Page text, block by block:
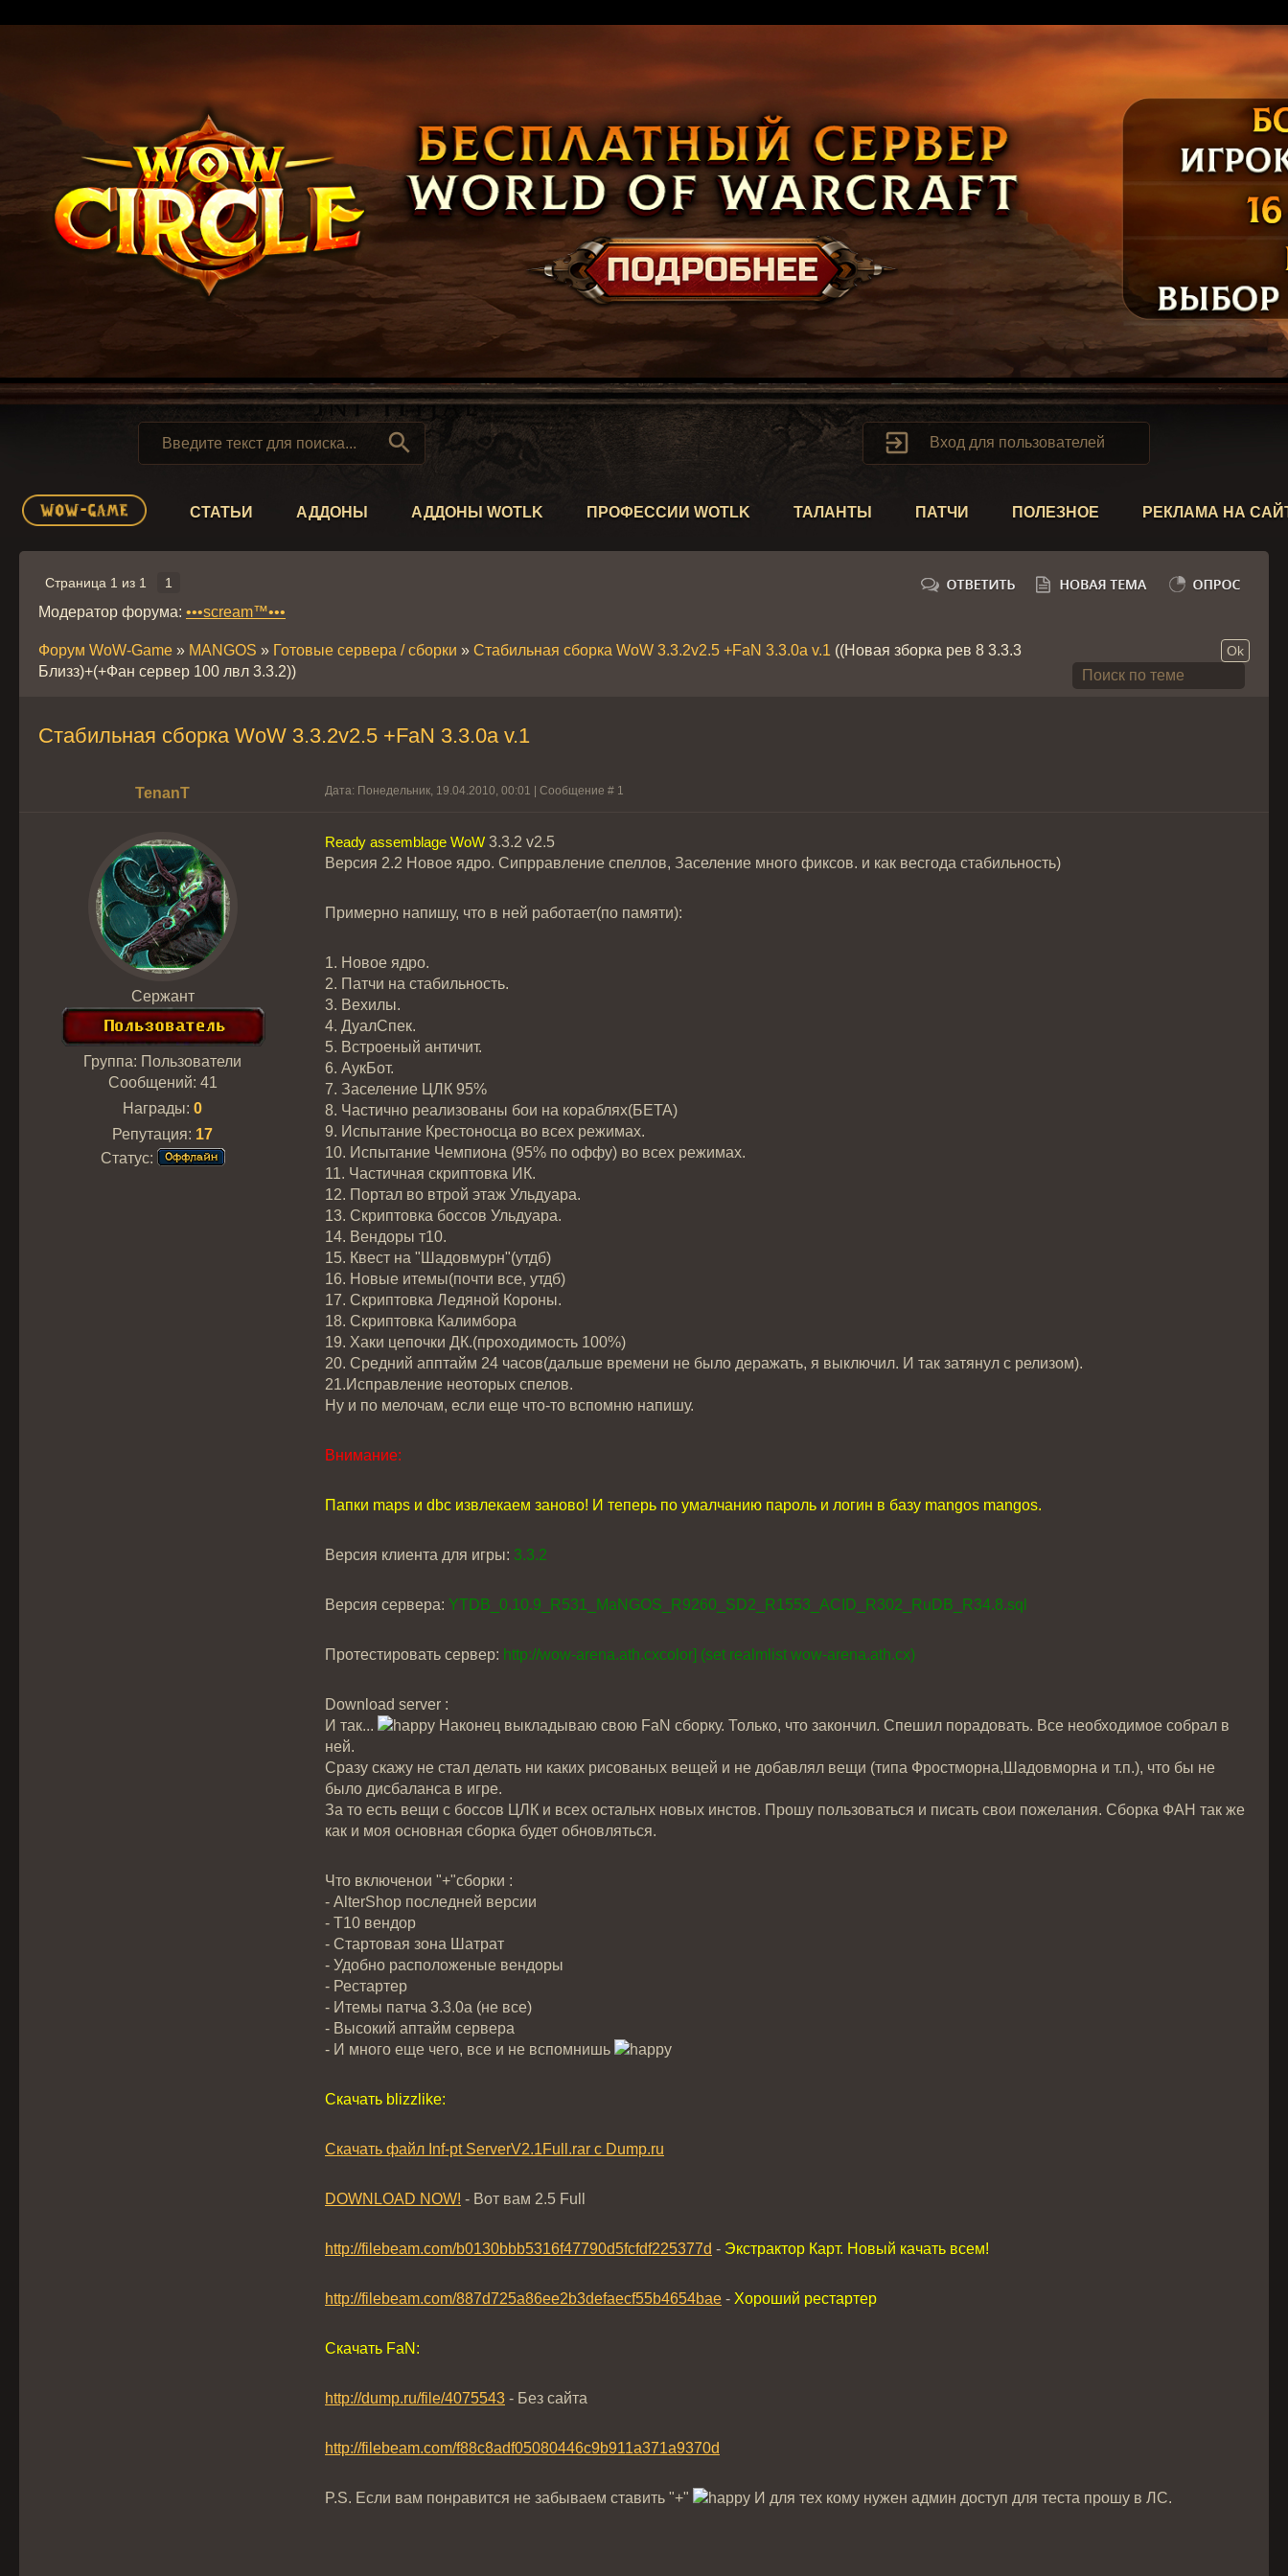
  Вход для пользователей
СТАТЬИ АДДОНЫ АДДОНЫ WOTLK ПРОФЕССИИ WOTLK ТАЛАНТЫ ПАТЧИ ПОЛЕЗНОЕ РЕКЛАМА НА
Страница 1 из 1 1
Модератор форума: •••scream™•••
Форум WoW-Game » MANGOS » Готовые сервера / сборки » Стабильная сборка WoW 3.3.2v2.5 +FaN 3.3.0a v.1 ((Новая зборка рев 8 3.3.3
Близз)+(+Фан сервер 100 лвл 3.3.2))
Стабильная сборка WoW 3.3.2v2.5 +FaN 3.3.0a v.1
TenanT Дата: Понедельник, 19.04.2010, 00:01 | Сообщение # 1
Сержант
Группа: Пользователи
Сообщений: 41
Награды: 0
Репутация: 17
Статус:
Ready assemblage WoW 3.3.2 v2.5
Версия 2.2 Новое ядро. Сипрравление спеллов, Заселение много фиксов. и как весгода стабильность)
Примерно напишу, что в ней работает(по памяти):
1. Новое ядро.
2. Патчи на стабильность.
3. Вехилы.
4. ДуалСпек.
5. Встроеный античит.
6. АукБот.
7. Заселение ЦЛК 95%
8. Частично реализованы бои на кораблях(БЕТА)
9. Испытание Крестоносца во всех режимах.
10. Испытание Чемпиона (95% по оффу) во всех режимах.
11. Частичная скриптовка ИК.
12. Портал во втрой этаж Ульдуара.
13. Скриптовка боссов Ульдуара.
14. Вендоры т10.
15. Квест на "Шадовмурн"(утдб)
16. Новые итемы(почти все, утдб)
17. Скриптовка Ледяной Короны.
18. Скриптовка Калимбора
19. Хаки цепочки ДК.(проходимость 100%)
20. Средний апптайм 24 часов(дальше времени не было деражать, я выключил. И так затянул с релизом).
21.Исправление неоторых спелов.
Ну и по мелочам, если еще что-то вспомню напишу.
Внимание:
Папки maps и dbc извлекаем заново! И теперь по умалчанию пароль и логин в базу mangos mangos.
Версия клиента для игры: 3.3.2
Версия сервера: YTDB_0.10.9_R531_MaNGOS_R9260_SD2_R1553_ACID_R302_RuDB_R34.8.sql
Протестировать сервер: http://wow-arena.ath.cxcolor] (set realmlist wow-arena.ath.cx)
Download server :
И так...
Наконец выкладываю свою FаN сборку. Только, что закончил. Спешил порадовать. Все необходимое собрал в
ней.
Сразу скажу не стал делать ни каких рисованых вещей и не добавлял вещи (типа Фростморна,Шадовморна и т.п.), что бы не
было дисбаланса в игре.
За то есть вещи с боссов ЦЛК и всех остальнх новых инстов. Прошу пользоваться и писать свои пожелания. Сборка ФАН так же
как и моя основная сборка будет обновляться.
Что включенои "+"сборки :
- AlterShop последней версии
- Т10 вендор
- Стартовая зона Шатрат
- Удобно расположеные вендоры
- Рестартер
- Итемы патча 3.3.0а (не все)
- Высокий аптайм сервера
- И много еще чего, все и не вспомнишь
Скачать blizzlike:
Скачать файл Inf-pt ServerV2.1Full.rar c Dump.ru
DOWNLOAD NOW! - Вот вам 2.5 Full
http://filebeam.com/b0130bbb5316f47790d5fcfdf225377d - Экстрактор Карт. Новый качать всем!
http://filebeam.com/887d725a86ee2b3defaecf55b4654bae - Хороший рестартер
Скачать FaN:
http://dump.ru/file/4075543 - Без сайта
http://filebeam.com/f88c8adf05080446c9b911a371a9370d
P.S. Если вам понравится не забываем ставить "+" И для тех кому нужен админ доступ для теста прошу в ЛС.